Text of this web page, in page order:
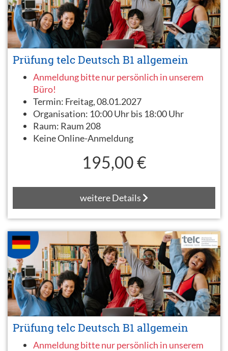
Prüfung telc Deutsch B1 allgemein
Anmeldung bitte nur persönlich in unserem
Büro!
Termin: Freitag, 08.01.2027
Organisation: 10:00 Uhr bis 18:00 Uhr
Raum: Raum 208
Keine Online-Anmeldung
195,00 €
weitere Details
Prüfung telc Deutsch B1 allgemein
Anmeldung bitte nur persönlich in unserem